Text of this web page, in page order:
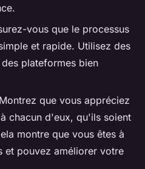
vous que le processus
et rapide. Utilisez des
plateformes bien
que vous appréciez
chacun d'eux, qu'ils soient
montre que vous êtes à
et pouvez améliorer votre